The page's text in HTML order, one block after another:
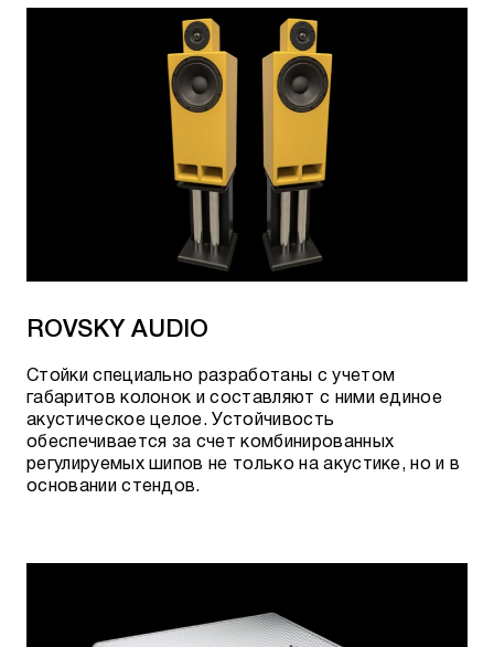
ROVSKY AUDIO
Стойки специально разработаны с учетом
габаритов колонок и составляют с ними единое
акустическое целое. Устойчивость
обеспечивается за счет комбинированных
регулируемых шипов не только на акустике, но и в
основании стендов.